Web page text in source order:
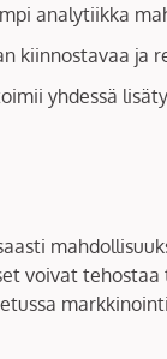
analytiikka
kiinnostavaa ja
yhdessä
voivat